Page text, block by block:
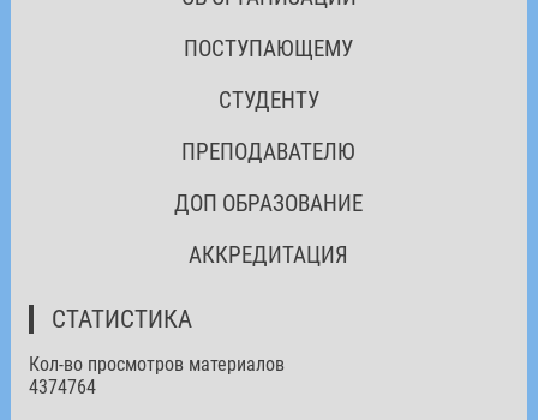
ПОСТУПАЮЩЕМУ
СТУДЕНТУ
ПРЕПОДАВАТЕЛЮ
ДОП ОБРАЗОВАНИЕ
АККРЕДИТАЦИЯ
СТАТИСТИКА
Кол-во просмотров материалов
4374764